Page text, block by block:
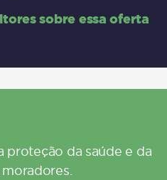
sobre essa oferta
proteção da saúde e da